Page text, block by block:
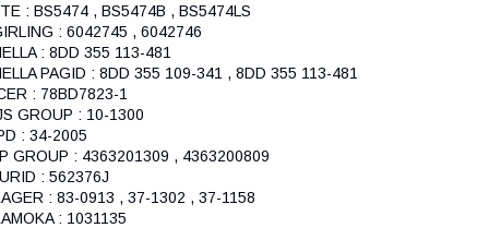
: BS5474 , BS5474B , BS5474LS
: 6042745 , 6042746
: 8DD 355 113-481
PAGID : 8DD 355 109-341 , 8DD 355 113-481
: 78BD7823-1
GROUP : 10-1300
: 34-2005
GROUP : 4363201309 , 4363200809
: 562376J
: 83-0913 , 37-1302 , 37-1158
: 1031135